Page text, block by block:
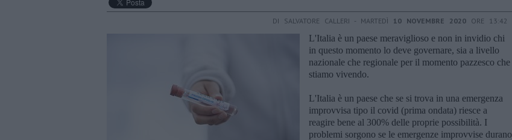
DI SALVATORE CALLERI - MARTEDÌ 10 NOVEMBRE 2020 ORE 13:42
L'Italia è un paese meraviglioso e non in invidio chi
in questo momento lo deve governare, sia a livello
nazionale che regionale per il momento pazzesco che
stiamo vivendo.
L'Italia è un paese che se si trova in una emergenza
improvvisa tipo il covid (prima ondata) riesce a
reagire bene al 300% delle proprie possibilità. I
problemi sorgono se le emergenze improvvise durano